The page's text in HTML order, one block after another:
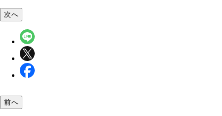
次へ
前へ